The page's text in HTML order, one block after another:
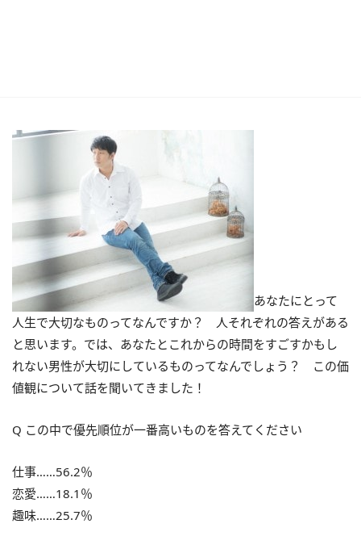
あなたにとって
人生で大切なものってなんですか？ 人それぞれの答えがある
と思います。では、あなたとこれからの時間をすごすかもし
れない男性が大切にしているものってなんでしょう？ この価
値観について話を聞いてきました！
Q この中で優先順位が一番高いものを答えてください
仕事……56.2％
恋愛……18.1％
趣味……25.7％